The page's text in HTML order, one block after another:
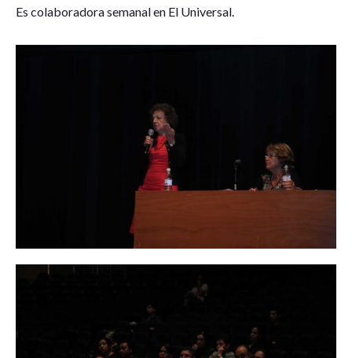
Es colaboradora semanal en El Universal.